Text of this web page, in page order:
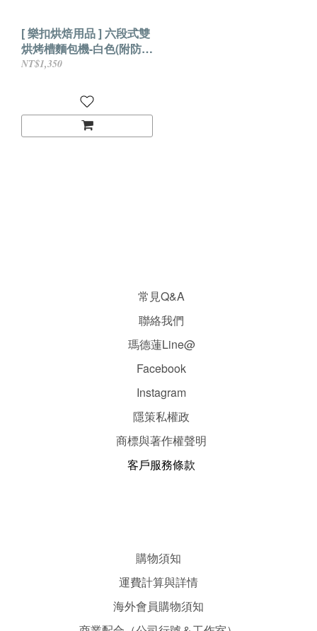
[ 樂扣烘焙用品 ] 六段式雙
烘烤槽麵包機-白色(附防塵
蓋) (JR-T900WH)
NT$1,350
常見Q&A
聯絡我們
瑪德蓮Line@
Facebook
Instagram
隱策私權政
商標與著作權聲明
客戶服務條款
購物須知
運費計算與詳情
海外會員購物須知